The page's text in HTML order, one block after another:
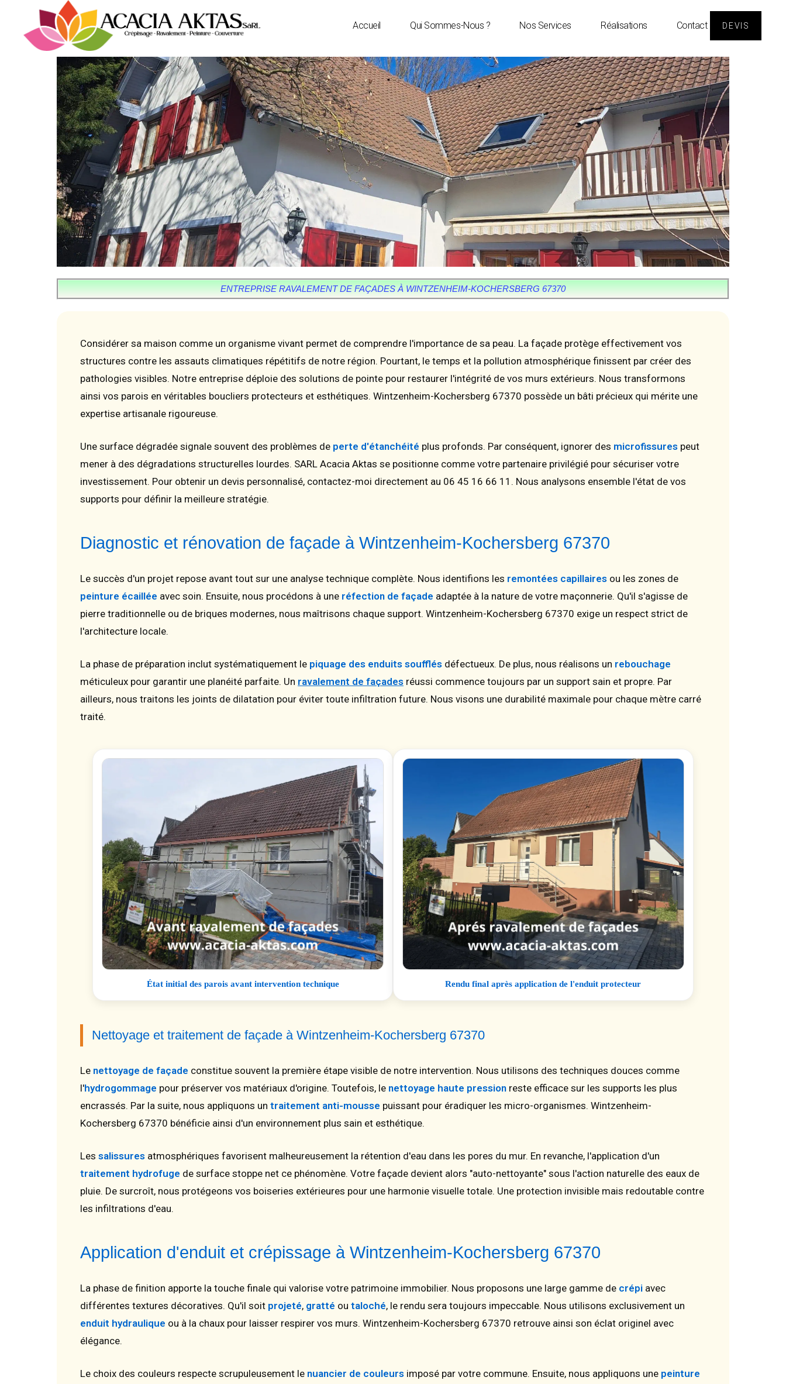
Accueil Qui Sommes-Nous ? Nos Services Réalisations Contact DEVIS
ENTREPRISE RAVALEMENT DE FAÇADES À WINTZENHEIM-KOCHERSBERG 67370
Considérer sa maison comme un organisme vivant permet de comprendre l'importance de sa peau. La façade protège effectivement vos
structures contre les assauts climatiques répétitifs de notre région. Pourtant, le temps et la pollution atmosphérique finissent par créer des
pathologies visibles. Notre entreprise déploie des solutions de pointe pour restaurer l'intégrité de vos murs extérieurs. Nous transformons
ainsi vos parois en véritables boucliers protecteurs et esthétiques. Wintzenheim-Kochersberg 67370 possède un bâti précieux qui mérite une
expertise artisanale rigoureuse.
Une surface dégradée signale souvent des problèmes de perte d'étanchéité plus profonds. Par conséquent, ignorer des microfissures peut
mener à des dégradations structurelles lourdes. SARL Acacia Aktas se positionne comme votre partenaire privilégié pour sécuriser votre
investissement. Pour obtenir un devis personnalisé, contactez-moi directement au 06 45 16 66 11. Nous analysons ensemble l'état de vos
supports pour définir la meilleure stratégie.
Diagnostic et rénovation de façade à Wintzenheim-Kochersberg 67370
Le succès d'un projet repose avant tout sur une analyse technique complète. Nous identifions les remontées capillaires ou les zones de
peinture écaillée avec soin. Ensuite, nous procédons à une réfection de façade adaptée à la nature de votre maçonnerie. Qu'il s'agisse de
pierre traditionnelle ou de briques modernes, nous maîtrisons chaque support. Wintzenheim-Kochersberg 67370 exige un respect strict de
l'architecture locale.
La phase de préparation inclut systématiquement le piquage des enduits soufflés défectueux. De plus, nous réalisons un rebouchage
méticuleux pour garantir une planéité parfaite. Un ravalement de façades réussi commence toujours par un support sain et propre. Par
ailleurs, nous traitons les joints de dilatation pour éviter toute infiltration future. Nous visons une durabilité maximale pour chaque mètre carré
traité.
État initial des parois avant intervention technique Rendu final après application de l'enduit protecteur
Nettoyage et traitement de façade à Wintzenheim-Kochersberg 67370
Le nettoyage de façade constitue souvent la première étape visible de notre intervention. Nous utilisons des techniques douces comme
l'hydrogommage pour préserver vos matériaux d'origine. Toutefois, le nettoyage haute pression reste efficace sur les supports les plus
encrassés. Par la suite, nous appliquons un traitement anti-mousse puissant pour éradiquer les micro-organismes. Wintzenheim-
Kochersberg 67370 bénéficie ainsi d'un environnement plus sain et esthétique.
Les salissures atmosphériques favorisent malheureusement la rétention d'eau dans les pores du mur. En revanche, l'application d'un
traitement hydrofuge de surface stoppe net ce phénomène. Votre façade devient alors "auto-nettoyante" sous l'action naturelle des eaux de
pluie. De surcroît, nous protégeons vos boiseries extérieures pour une harmonie visuelle totale. Une protection invisible mais redoutable contre
les infiltrations d'eau.
Application d'enduit et crépissage à Wintzenheim-Kochersberg 67370
La phase de finition apporte la touche finale qui valorise votre patrimoine immobilier. Nous proposons une large gamme de crépi avec
différentes textures décoratives. Qu'il soit projeté, gratté ou taloché, le rendu sera toujours impeccable. Nous utilisons exclusivement un
enduit hydraulique ou à la chaux pour laisser respirer vos murs. Wintzenheim-Kochersberg 67370 retrouve ainsi son éclat originel avec
élégance.
Le choix des couleurs respecte scrupuleusement le nuancier de couleurs imposé par votre commune. Ensuite, nous appliquons une peinture